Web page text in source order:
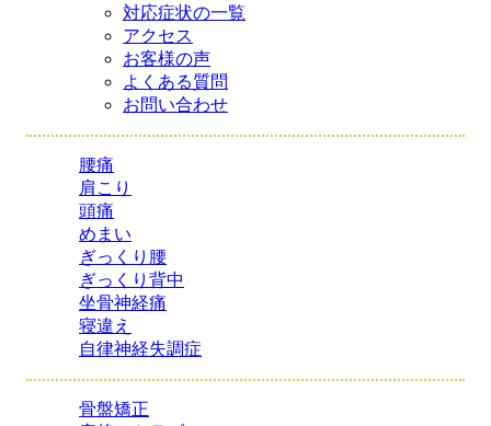
対応症状の一覧
アクセス
お客様の声
よくある質問
お問い合わせ
腰痛
肩こり
頭痛
めまい
ぎっくり腰
ぎっくり背中
坐骨神経痛
寝違え
自律神経失調症
骨盤矯正